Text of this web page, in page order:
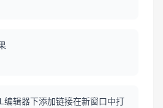
编辑器下添加链接在新窗口中打